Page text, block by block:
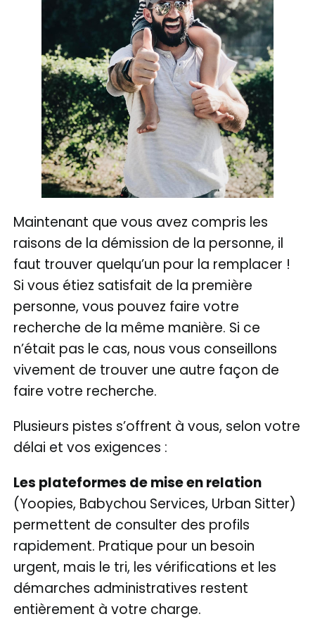
Maintenant que vous avez compris les
raisons de la démission de la personne, il
faut trouver quelqu’un pour la remplacer !
Si vous étiez satisfait de la première
personne, vous pouvez faire votre
recherche de la même manière. Si ce
n’était pas le cas, nous vous conseillons
vivement de trouver une autre façon de
faire votre recherche.
Plusieurs pistes s’offrent à vous, selon votre
délai et vos exigences :
Les plateformes de mise en relation
(Yoopies, Babychou Services, Urban Sitter)
permettent de consulter des profils
rapidement. Pratique pour un besoin
urgent, mais le tri, les vérifications et les
démarches administratives restent
entièrement à votre charge.